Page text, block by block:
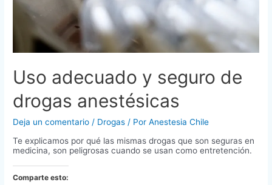
Uso adecuado y seguro de
drogas anestésicas
Deja un comentario / Drogas / PorAnestesia Chile
Te explicamos por qué las mismas drogas que son seguras en
medicina, son peligrosas cuando se usan como entretención.
Comparte esto: